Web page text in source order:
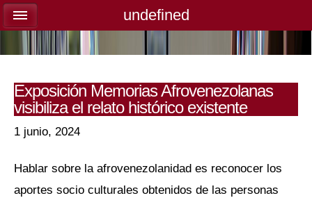
Exposición Memorias Afrovenezolanas
visibiliza el relato histórico existente
1 junio, 2024
Hablar sobre la afrovenezolanidad es reconocer los
aportes socio culturales obtenidos de las personas
undefined
undefined